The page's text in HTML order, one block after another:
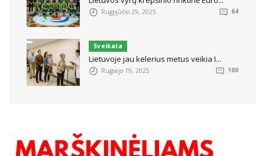
Rugpjūčio 29, 2025 64
Sveikata
Lietuvoje jau kelerius metus veikia I...
Rugsėjo 19, 2025 100